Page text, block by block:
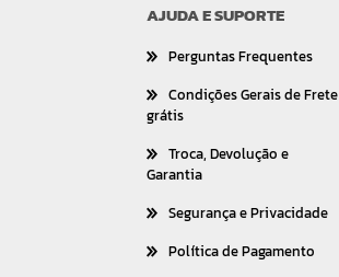
AJUDA E SUPORTE
Perguntas Frequentes
Condições Gerais de Frete
grátis
Troca, Devolução e
Garantia
Segurança e Privacidade
Política de Pagamento